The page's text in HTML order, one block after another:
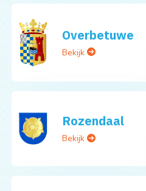
Overbetuwe
Bekijk
Rozendaal
Bekijk